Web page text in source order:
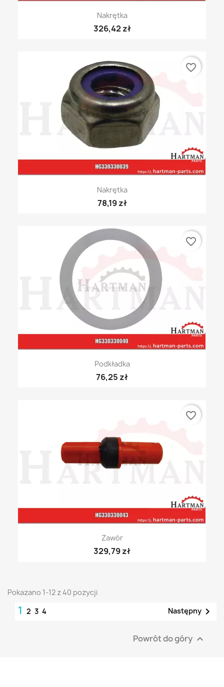
Nakrętka
326,42 zł
Nakrętka
78,19 zł
favorite_border
Podkładka
76,25 zł
favorite_border
Zawór
329,79 zł
favorite_border
Pokazano 1-12 z 40 pozycji
1 2 3 4 Następny 
Powrót do góry 